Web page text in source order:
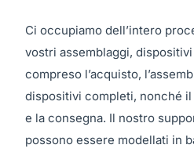
Ci occupiamo dell’intero
vostri assemblaggi,
compreso l’acquisto,
dispositivi completi, nonché il
e la consegna. Il nostro
possono essere modellati in